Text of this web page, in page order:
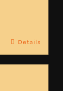
Details